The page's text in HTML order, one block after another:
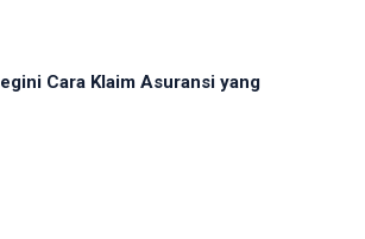
Cara Klaim Asuransi yang